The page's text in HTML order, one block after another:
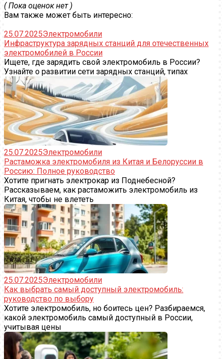
( Пока оценок нет )
Вам также может быть интересно:
25.07.2025Электромобили
Инфраструктура зарядных станций для отечественных
электромобилей в России
Ищете, где зарядить свой электромобиль в России?
Узнайте о развитии сети зарядных станций, типах
25.07.2025Электромобили
Растаможка электромобиля из Китая и Белоруссии в
Россию: Полное руководство
Хотите пригнать электрокар из Поднебесной?
Рассказываем, как растаможить электромобиль из
Китая, чтобы не влететь
25.07.2025Электромобили
Как выбрать самый доступный электромобиль:
руководство по выбору
Хотите электромобиль, но боитесь цен? Разбираемся,
какой электромобиль самый доступный в России,
учитывая цены